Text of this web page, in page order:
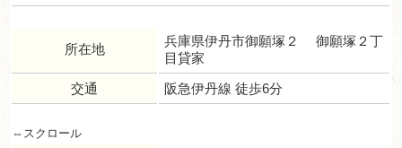
所在地
兵庫県伊丹市御願塚２ 御願塚２丁
目貸家
交通
阪急伊丹線 徒歩6分